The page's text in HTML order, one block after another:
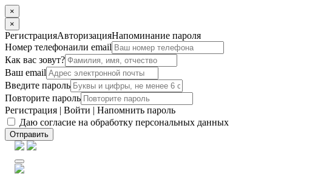
×
×
РегистрацияАвторизацияНапоминание пароля
Номер телефонаили email
Как вас зовут?
Ваш email
Введите пароль
Повторите пароль
Регистрация | Войти | Напомнить пароль
Даю согласие на обработку персональных данных
Отправить